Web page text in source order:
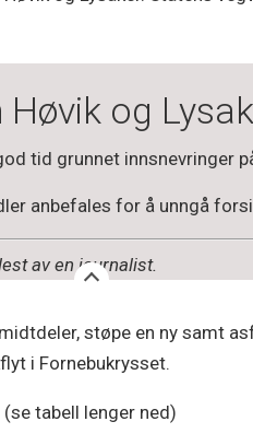
og
tid grunnet innsnevringer
anbefales for å unngå
av en journalist.
støpe en ny samt
i Fornebukrysset.
tabell lenger ned)